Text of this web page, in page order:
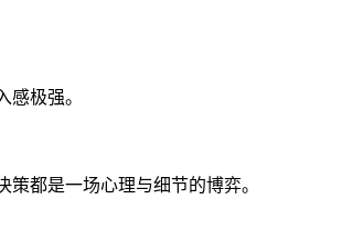
极强。
都是一场心理与细节的博弈。